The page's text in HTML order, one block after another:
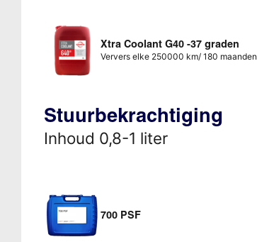
Xtra Coolant G40 -37 graden
Ververs elke 250000 km/ 180 maanden
Stuurbekrachtiging
Inhoud 0,8-1 liter
700 PSF